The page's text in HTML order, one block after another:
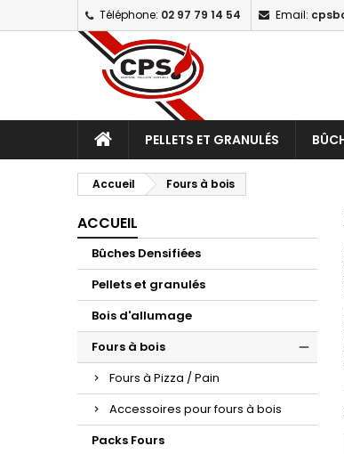
Téléphone: 02 97 79 14 54 Email:
PELLETS ET GRANULÉS
Accueil Fours à bois
ACCUEIL
Bûches Densifiées
Pellets et granulés
Bois d'allumage
Fours à bois
Fours à Pizza / Pain
Accessoires pour fours à bois
Packs Fours